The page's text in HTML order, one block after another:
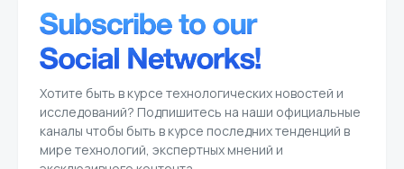
Хотите быть в курсе технологических новостей и
исследований? Подпишитесь на наши официальные
каналы чтобы быть в курсе последних тенденций в
мире технологий, экспертных мнений и